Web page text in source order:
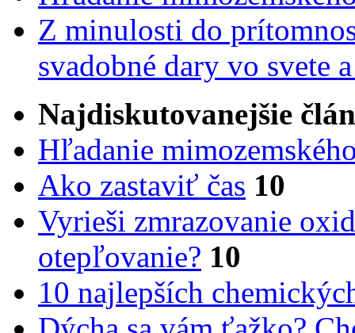
Z minulosti do
svadobné dary vo svete
Najdiskutovanejšie
Hľadanie
Ako zastaviť čas 10
Vyrieši zmrazovanie
otepľovanie? 10
10 najlepších